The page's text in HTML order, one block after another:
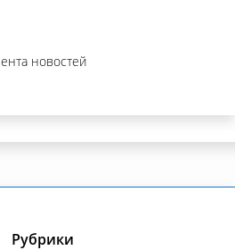
новостей
Рубрики